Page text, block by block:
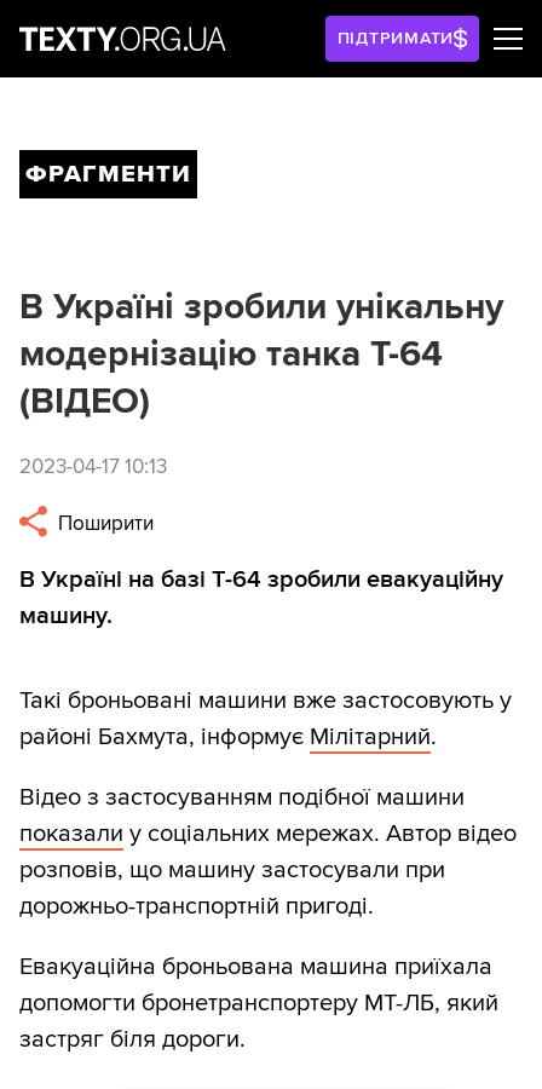
ПІДТРИМАТИ
ФРАГМЕНТИ
В Україні зробили унікальну
модернізацію танка Т-64
(ВІДЕО)
2023-04-17 10:13
Поширити
В Україні на базі Т-64 зробили евакуаційну
машину.
Такі броньовані машини вже застосовують у
районі Бахмута, інформує Мілітарний.
Відео з застосуванням подібної машини
показали у соціальних мережах. Автор відео
розповів, що машину застосували при
дорожньо-транспортній пригоді.
Евакуаційна броньована машина приїхала
допомогти бронетранспортеру МТ-ЛБ, який
застряг біля дороги.